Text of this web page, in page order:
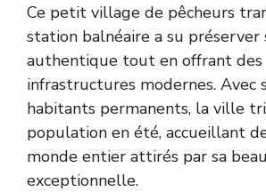
Ce petit village de pêcheurs
station balnéaire a su préserver
authentique tout en offrant des
infrastructures modernes. Avec
habitants permanents, la ville
population en été, accueillant
monde entier attirés par sa
exceptionnelle.